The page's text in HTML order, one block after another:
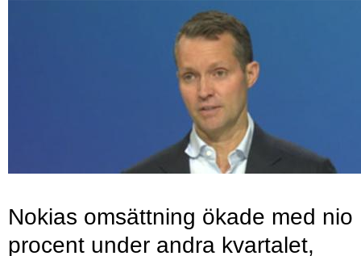
Nokias omsättning ökade med nio
procent under andra kvartalet,